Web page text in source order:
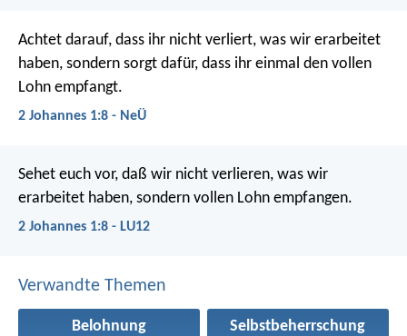
Achtet darauf, dass ihr nicht verliert, was wir erarbeitet
haben, sondern sorgt dafür, dass ihr einmal den vollen
Lohn empfangt.
2 Johannes 1:8 - NeÜ
Sehet euch vor, daß wir nicht verlieren, was wir
erarbeitet haben, sondern vollen Lohn empfangen.
2 Johannes 1:8 - LU12
Verwandte Themen
Belohnung Selbstbeherrschung